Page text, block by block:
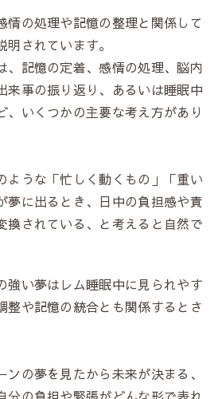
の処理や記憶の整理と関係して
されています。
記憶の定着、感情の処理、脳内
来事の振り返り、あるいは睡眠中
、いくつかの主要な考え方があり
うな「忙しく動くもの」「重い
夢に出るとき、日中の負担感や責
換されている、と考えると自然で
い夢はレム睡眠中に見られやす
整や記憶の統合とも関係するとさ
の夢を見たから未来が決まる、